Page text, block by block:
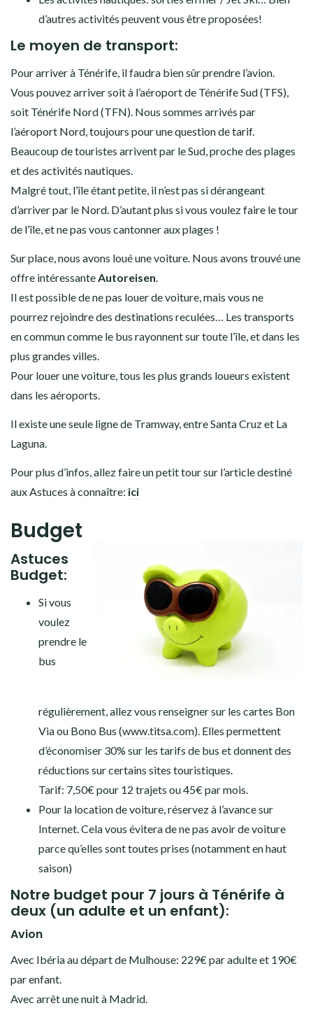
d’autres activités peuvent vous être proposées!
Le moyen de transport:
Pour arriver à Ténérife, il faudra bien sûr prendre l’avion.
Vous pouvez arriver soit à l’aéroport de Ténérife Sud (TFS),
soit Ténérife Nord (TFN). Nous sommes arrivés par
l’aéroport Nord, toujours pour une question de tarif.
Beaucoup de touristes arrivent par le Sud, proche des plages
et des activités nautiques.
Malgré tout, l’île étant petite, il n’est pas si dérangeant
d’arriver par le Nord. D’autant plus si vous voulez faire le tour
de l’île, et ne pas vous cantonner aux plages !
Sur place, nous avons loué une voiture. Nous avons trouvé une
offre intéressanteAutoreisen.
Il est possible de ne pas louer de voiture, mais vous ne
pourrez rejoindre des destinations reculées… Les transports
en commun comme le bus rayonnent sur toute l’île, et dans les
plus grandes villes.
Pour louer une voiture, tous les plus grands loueurs existent
dans les aéroports.
Il existe une seule ligne de Tramway, entre Santa Cruz et La
Laguna.
Pour plus d’infos, allez faire un petit tour sur l’article destiné
aux Astuces à connaître: ici
Budget
Astuces
Budget:
Si vous
voulez
prendre le
bus
régulièrement, allez vous renseigner sur les cartes Bon
Via ou Bono Bus (www.titsa.com). Elles permettent
d’économiser 30% sur les tarifs de bus et donnent des
réductions sur certains sites touristiques.
Tarif: 7,50€ pour 12 trajets ou 45€ par mois.
Pour la location de voiture, réservez à l’avance sur
Internet. Cela vous évitera de ne pas avoir de voiture
parce qu’elles sont toutes prises (notamment en haut
saison)
Notre budget pour 7 jours à Ténérife à
deux (un adulte et un enfant):
Avion
Avec Ibéria au départ de Mulhouse: 229€ par adulte et 190€
par enfant.
Avec arrêt une nuit à Madrid.